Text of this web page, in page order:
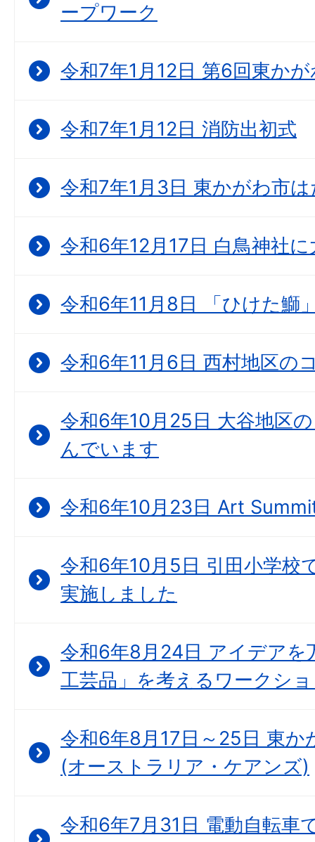
ープワーク
令和7年1月12日 第6回東か
令和7年1月12日 消防出初式
令和7年1月3日 東かがわ市
令和6年12月17日 白鳥神社
令和6年11月8日 「ひけた鰤
令和6年11月6日 西村地区の
令和6年10月25日 大谷地区
んでいます
令和6年10月23日 Art
令和6年10月5日 引田小学校
実施しました
令和6年8月24日 アイデアを
工芸品」を考えるワークシ
令和6年8月17日～25日 東か
(オーストラリア・ケアンズ)
令和6年7月31日 電動自転車